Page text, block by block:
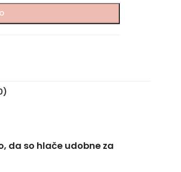
da so hlače udobne za